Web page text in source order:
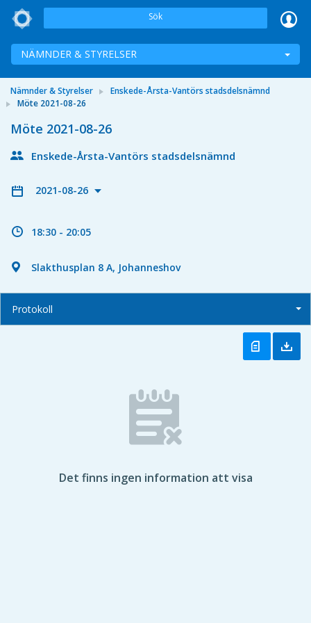
Sök
NÄMNDER & STYRELSER
Nämnder & Styrelser
Enskede-Årsta-Vantörs stadsdelsnämnd
Möte 2021-08-26
Möte 2021-08-26
Enskede-Årsta-Vantörs stadsdelsnämnd
2021-08-26
18:30 - 20:05
Slakthusplan 8 A, Johanneshov
Protokoll
Det finns ingen information att visa